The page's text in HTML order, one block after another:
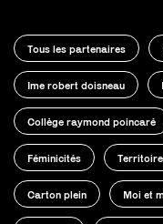
Tous les partenaires
Ime robert doisneau
Collège raymond poincaré
Féminicités
Carton plein Moi et